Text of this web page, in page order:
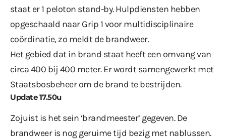
staat er 1 peloton stand-by. Hulpdiensten hebben
opgeschaald naar Grip 1 voor multidisciplinaire
coördinatie, zo meldt de brandweer.
Het gebied dat in brand staat heeft een omvang van
circa 400 bij 400 meter. Er wordt samengewerkt met
Staatsbosbeheer om de brand te bestrijden.
Update 17.50u
Zojuist is het sein ‘brandmeester’ gegeven. De
brandweer is nog geruime tijd bezig met nablussen.